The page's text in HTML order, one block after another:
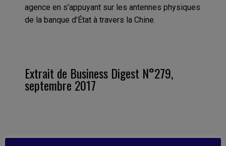
agence en s’appuyant sur les antennes physiques
de la banque d’État à travers la Chine.
Extrait de Business Digest N°279,
septembre 2017